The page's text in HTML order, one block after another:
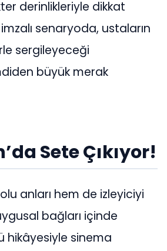
derinlikleriyle dikkat
imzalı senaryoda, ustaların
sergileyeceği
büyük merak
Sete Çıkıyor!
anları hem de izleyiciyi
bağları içinde
hikâyesiyle sinema